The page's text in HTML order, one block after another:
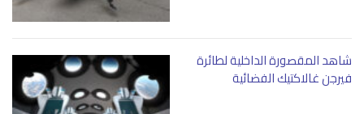
شاهد المقصورة الداخلية لطائرة
فيرجن غالاكتيك الفضائية